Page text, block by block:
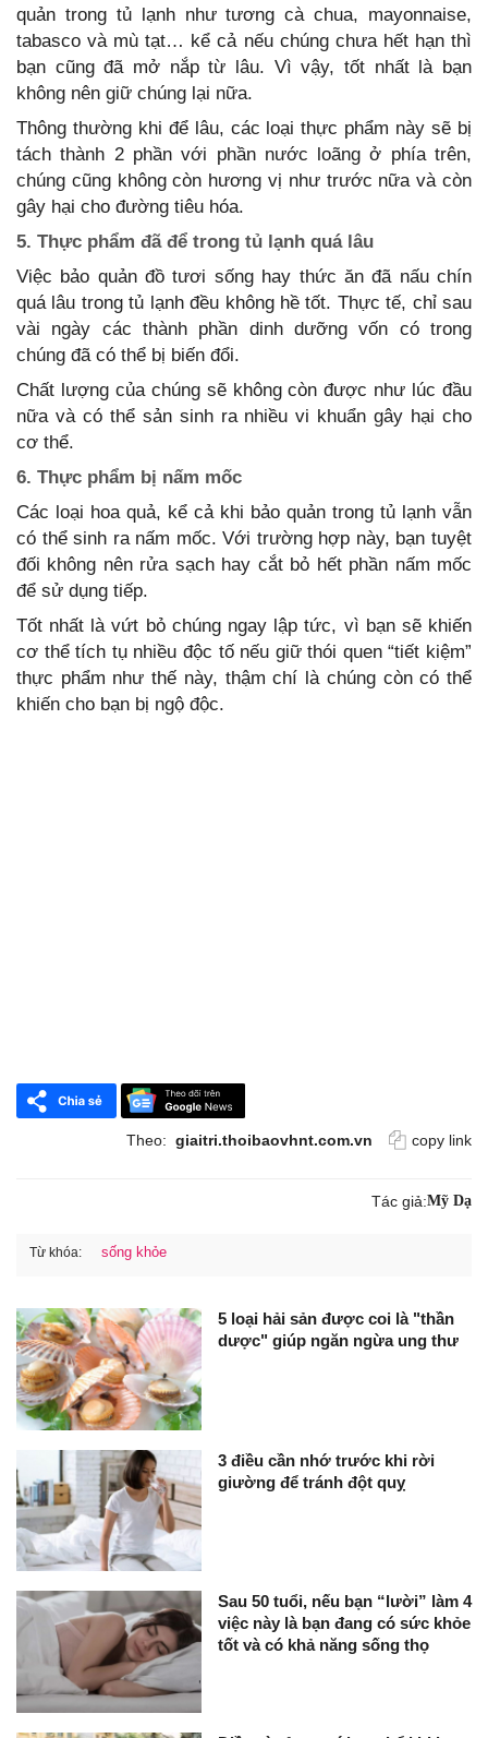
quản trong tủ lạnh như tương cà chua, mayonnaise,
tabasco và mù tạt… kể cả nếu chúng chưa hết hạn thì
bạn cũng đã mở nắp từ lâu. Vì vậy, tốt nhất là bạn
không nên giữ chúng lại nữa.
Thông thường khi để lâu, các loại thực phẩm này sẽ bị
tách thành 2 phần với phần nước loãng ở phía trên,
chúng cũng không còn hương vị như trước nữa và còn
gây hại cho đường tiêu hóa.
5. Thực phẩm đã để trong tủ lạnh quá lâu
Việc bảo quản đồ tươi sống hay thức ăn đã nấu chín
quá lâu trong tủ lạnh đều không hề tốt. Thực tế, chỉ sau
vài ngày các thành phần dinh dưỡng vốn có trong
chúng đã có thể bị biến đổi.
Chất lượng của chúng sẽ không còn được như lúc đầu
nữa và có thể sản sinh ra nhiều vi khuẩn gây hại cho
cơ thể.
6. Thực phẩm bị nấm mốc
Các loại hoa quả, kể cả khi bảo quản trong tủ lạnh vẫn
có thể sinh ra nấm mốc. Với trường hợp này, bạn tuyệt
đối không nên rửa sạch hay cắt bỏ hết phần nấm mốc
để sử dụng tiếp.
Tốt nhất là vứt bỏ chúng ngay lập tức, vì bạn sẽ khiến
cơ thể tích tụ nhiều độc tố nếu giữ thói quen “tiết kiệm”
thực phẩm như thế này, thậm chí là chúng còn có thể
khiến cho bạn bị ngộ độc.
Theo: giaitri.thoibaovhnt.com.vn copy link
Tác giả:Mỹ Dạ
Từ khóa: sống khỏe
5 loại hải sản được coi là "thần
dược" giúp ngăn ngừa ung thư
3 điều cần nhớ trước khi rời
giường để tránh đột quỵ
Sau 50 tuổi, nếu bạn “lười” làm 4
việc này là bạn đang có sức khỏe
tốt và có khả năng sống thọ